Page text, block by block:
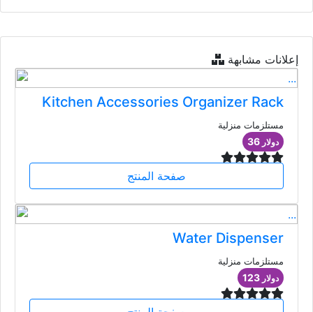
إعلانات مشابهة
Kitchen Accessories Organizer Rack
مستلزمات منزلية
36 دولار
صفحة المنتج
Water Dispenser
مستلزمات منزلية
123 دولار